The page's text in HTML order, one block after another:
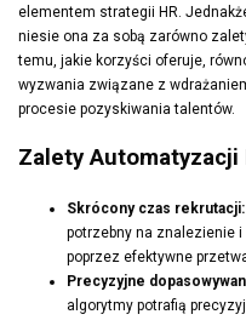
elementem strategii HR.
niesie ona za sobą zarówno
temu, jakie korzyści oferuje,
wyzwania związane z
procesie pozyskiwania talentów.
Zalety Automatyzacji
Skrócony czas rekrutacji:
potrzebny na znalezienie
poprzez efektywne
Precyzyjne
algorytmy potrafią